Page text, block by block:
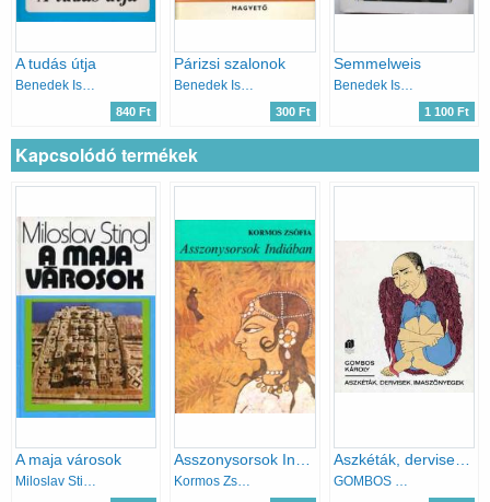
A tudás útja
840 Ft
Párizsi szalonok
300 Ft
Semmelweis
Benedek István
1 100 Ft
Kapcsolódó termékek
A maja városok Aszkéták, dervisek, imaszőnyegek